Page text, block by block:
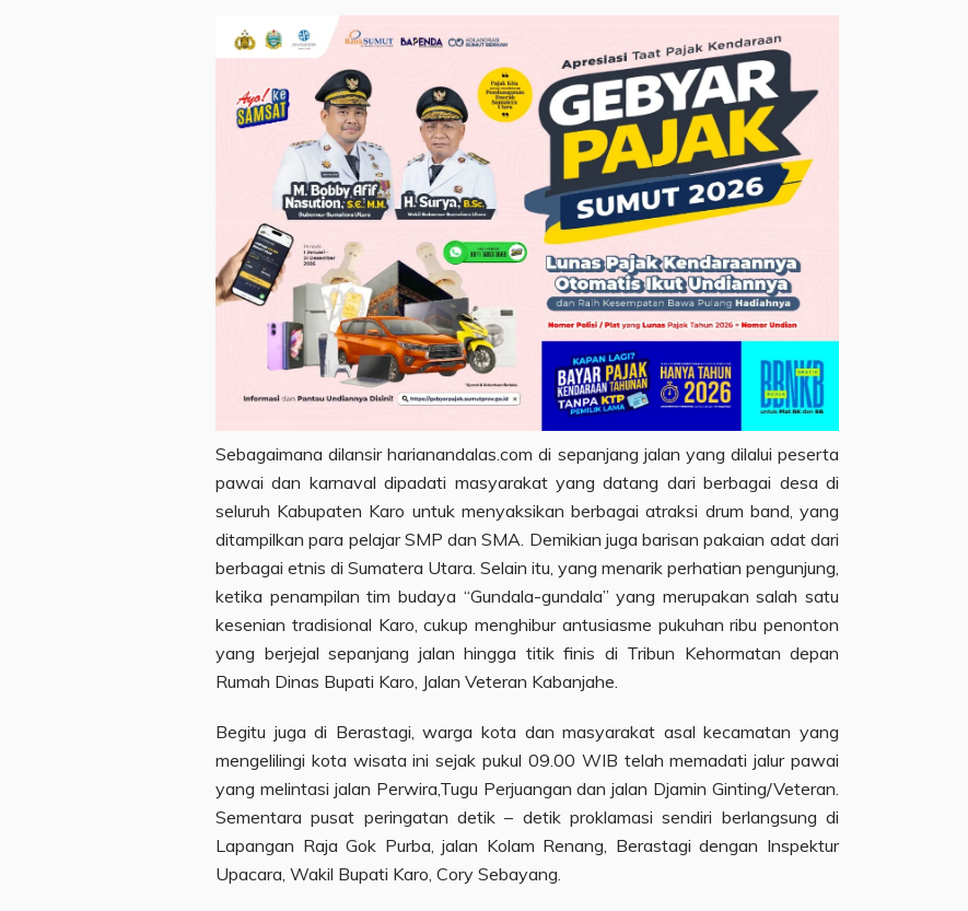
Sebagaimana dilansir harianandalas.com di sepanjang jalan yang dilalui peserta
pawai dan karnaval dipadati masyarakat yang datang dari berbagai desa di
seluruh Kabupaten Karo untuk menyaksikan berbagai atraksi drum band, yang
ditampilkan para pelajar SMP dan SMA. Demikian juga barisan pakaian adat dari
berbagai etnis di Sumatera Utara. Selain itu, yang menarik perhatian pengunjung,
ketika penampilan tim budaya “Gundala-gundala” yang merupakan salah satu
kesenian tradisional Karo, cukup menghibur antusiasme pukuhan ribu penonton
yang berjejal sepanjang jalan hingga titik finis di Tribun Kehormatan depan
Rumah Dinas Bupati Karo, Jalan Veteran Kabanjahe.
Begitu juga di Berastagi, warga kota dan masyarakat asal kecamatan yang
mengelilingi kota wisata ini sejak pukul 09.00 WIB telah memadati jalur pawai
yang melintasi jalan Perwira,Tugu Perjuangan dan jalan Djamin Ginting/Veteran.
Sementara pusat peringatan detik – detik proklamasi sendiri berlangsung di
Lapangan Raja Gok Purba, jalan Kolam Renang, Berastagi dengan Inspektur
Upacara, Wakil Bupati Karo, Cory Sebayang.